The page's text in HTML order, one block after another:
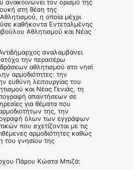
τον ορισμό της
στη θέση της
η οποία μέχρι
καθήκοντα Εντεταλμένης
Αθλητισμού και Νέας
αναλαμβάνει
την περαιτέρω
αθλητισμού στο νησί
αρμοδιότητες: την
ευθύνη λειτουργίας του
και Νέας Γενιάς, τη
απαντήσεων σε
για θέματα που
της, την
όλων των εγγράφων
που σχετίζονται με τις
αρμοδιότητες καθώς
του γνησίου της
Πάρου Κώστα Μπιζά: